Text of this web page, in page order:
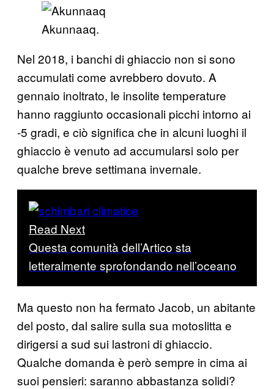
Akunnaaq.
Nel 2018, i banchi di ghiaccio non si sono
accumulati come avrebbero dovuto. A
gennaio inoltrato, le insolite temperature
hanno raggiunto occasionali picchi intorno ai
-5 gradi, e ciò significa che in alcuni luoghi il
ghiaccio è venuto ad accumularsi solo per
qualche breve settimana invernale.
Read Next
Questa comunità dell’Artico sta
letteralmente sprofondando nell’oceano
Ma questo non ha fermato Jacob, un abitante
del posto, dal salire sulla sua motoslitta e
dirigersi a sud sui lastroni di ghiaccio.
Qualche domanda è però sempre in cima ai
suoi pensieri: saranno abbastanza solidi?